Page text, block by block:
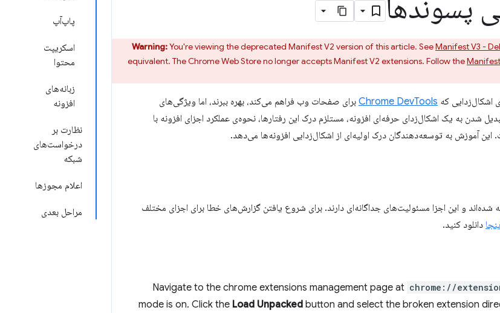
پاپ‌آپ
اسکریپت
محتوا
زبانه‌های
افزونه
نظارت بر
درخواست‌های
شبکه
اعلام مجوزها
مراحل بعدی
پسوندها
Warning:You're viewing the deprecated Manifest V2 version of this article. SeeManifest V3 -
equivalent. The Chrome Web Store no longer accepts Manifest V2 extensions. Follow the
اشکال‌زدایی که Chrome DevTools برای صفحات وب فراهم می‌کند، بهره ببرند، اما ویژگی‌های
شدن به یک اشکال‌زدای حرفه‌ای افزونه، مستلزم درک این رفتارها، نحوه‌ی عملکرد اجزای افزونه با
آموزش به توسعه‌دهندگان درک اولیه‌ای از اشکال‌زدایی افزونه‌ها می‌دهد.
شده‌اند و این اجزا مسئولیت‌های جداگانه‌ای دارند. برای شروع یافتن گزارش‌های خطا برای اجزای مختلف
دانلود کنید.
Navigate to the chrome extensions management page at chrome://
mode is on. Click the Load Unpacked button and select the broken extension